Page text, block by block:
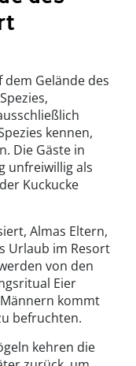
Gelände des
kennen,
Die Gäste in
unfreiwillig als
Kuckucke
Almas Eltern,
Urlaub im Resort
von den
Eier
kommt
befruchten.
kehren die